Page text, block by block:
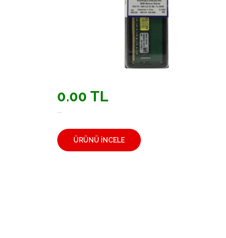
0.00 TL
ÜRÜNÜ İNCELE